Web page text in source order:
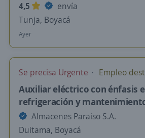
4,5
envía
Tunja, Boyacá
Ayer
Se precisa Urgente Empleo
Auxiliar eléctrico con énfasis
refrigeración y
Almacenes Paraiso S.A.
Duitama, Boyacá